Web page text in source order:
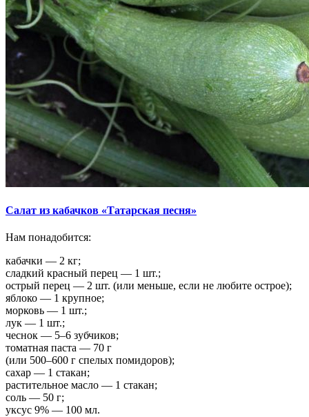
Салат из кабачков «Татарская песня»
Нам понадобится:
кабачки — 2 кг;
сладкий красный перец — 1 шт.;
острый перец — 2 шт. (или меньше, если не любите острое);
яблоко — 1 крупное;
морковь — 1 шт.;
лук — 1 шт.;
чеснок — 5–6 зубчиков;
томатная паста — 70 г
(или 500–600 г спелых помидоров);
сахар — 1 стакан;
растительное масло — 1 стакан;
соль — 50 г;
уксус 9% — 100 мл.